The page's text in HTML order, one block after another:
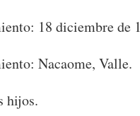
18 diciembre de
Nacaome, Valle.
hijos.